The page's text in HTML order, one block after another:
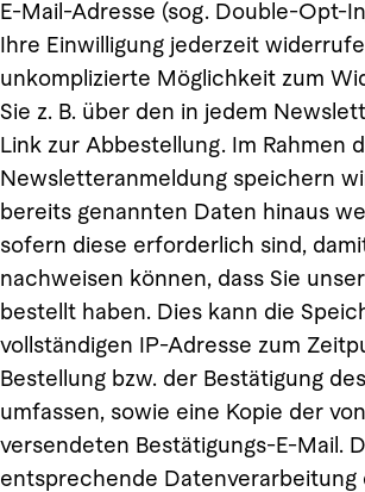
E-Mail-Adresse (sog. Double-Opt-
Ihre Einwilligung jederzeit
unkomplizierte Möglichkeit zum
Sie z. B. über den in jedem
Link zur Abbestellung. Im Rahmen
Newsletteranmeldung speichern
bereits genannten Daten hinaus
sofern diese erforderlich sind,
nachweisen können, dass Sie
bestellt haben. Dies kann die
vollständigen IP-Adresse zum
Bestellung bzw. der Bestätigung
umfassen, sowie eine Kopie der
versendeten Bestätigungs-E-Mail.
entsprechende Datenverarbeitung